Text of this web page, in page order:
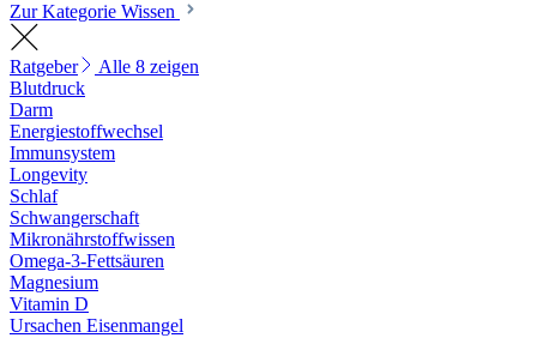
Zur Kategorie Wissen
Ratgeber
Alle 8 zeigen
Blutdruck
Darm
Energiestoffwechsel
Immunsystem
Longevity
Schlaf
Schwangerschaft
Mikronährstoffwissen
Omega-3-Fettsäuren
Magnesium
Vitamin D
Ursachen Eisenmangel